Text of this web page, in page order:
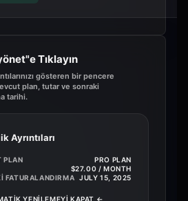
Tıklayın
gösteren bir pencere
plan, tutar ve sonraki
tarihi.
Ayrıntıları
PLAN
PRO PLAN
$27.00 / MONTH
FATURALANDIRMA JULY 15, 2025
YENILEMEYI KAPAT ←